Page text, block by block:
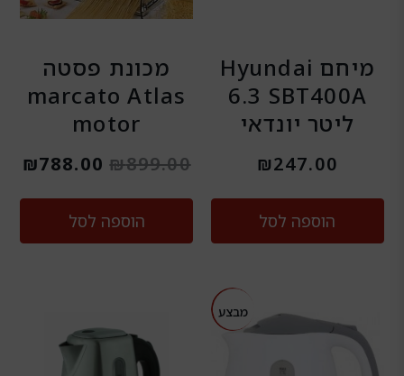
מיחם Hyundai
SBT400A ‏6.3
‏ליטר יונדאי
₪247.00
הוספה לסל
‏מכונת פסטה
marcato Atlas
motor
₪899.00
₪788.00
הוספה לסל
מבצע
המקורי
היה:
המחיר
הנוכחי